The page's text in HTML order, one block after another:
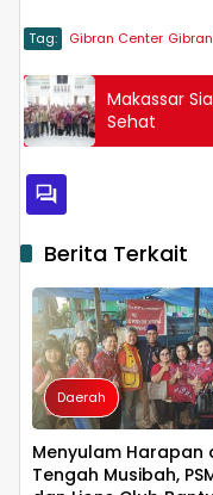
Tag: Gibran Center
Makassar
Sehat
Berita Terkait
Daerah
Menyulam Harapan
Tengah Musibah,